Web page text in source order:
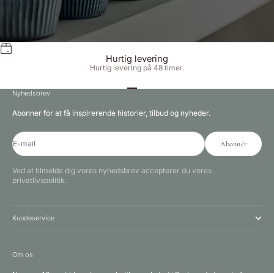
Hurtig levering
Hurtig levering på 48 timer.
Nyhedsbrev
Abonner for at få inspirerende historier, tilbud og nyheder.
E-mail Abonnér
Ved at tilmelde dig vores nyhedsbrev accepterer du vores
privatlivspolitik.
Kundeservice
Om os